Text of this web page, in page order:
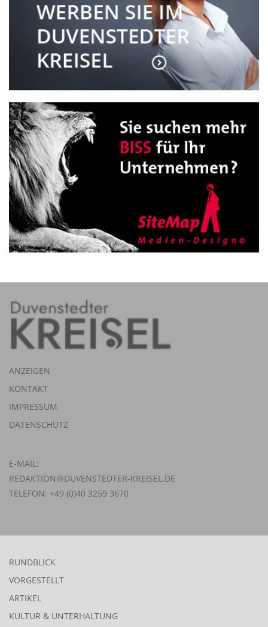
ANZEIGEN
KONTAKT
IMPRESSUM
DATENSCHUTZ
E-MAIL:
REDAKTION@DUVENSTEDTER-KREISEL.DE
TELEFON: +49 (0)40 3259 3670
RUNDBLICK
VORGESTELLT
ARTIKEL
KULTUR & UNTERHALTUNG